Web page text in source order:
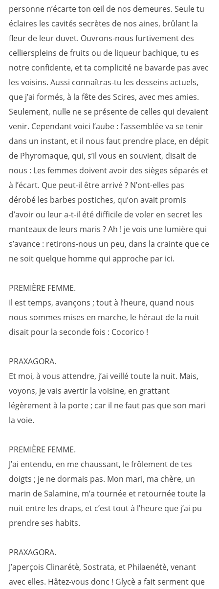
personne n’écarte ton œil de nos demeures. Seule tu
éclaires les cavités secrètes de nos aines, brûlant la
fleur de leur duvet. Ouvrons-nous furtivement des
cellierspleins de fruits ou de liqueur bachique, tu es
notre confidente, et ta complicité ne bavarde pas avec
les voisins. Aussi connaîtras-tu les desseins actuels,
que j’ai formés, à la fête des Scires, avec mes amies.
Seulement, nulle ne se présente de celles qui devaient
venir. Cependant voici l’aube : l’assemblée va se tenir
dans un instant, et il nous faut prendre place, en dépit
de Phyromaque, qui, s’il vous en souvient, disait de
nous : Les femmes doivent avoir des sièges séparés et
à l’écart. Que peut-il être arrivé ? N’ont-elles pas
dérobé les barbes postiches, qu’on avait promis
d’avoir ou leur a-t-il été difficile de voler en secret les
manteaux de leurs maris ? Ah ! je vois une lumière qui
s’avance : retirons-nous un peu, dans la crainte que ce
ne soit quelque homme qui approche par ici.
PREMIÈRE FEMME.
Il est temps, avançons ; tout à l’heure, quand nous
nous sommes mises en marche, le héraut de la nuit
disait pour la seconde fois : Cocorico !
PRAXAGORA.
Et moi, à vous attendre, j’ai veillé toute la nuit. Mais,
voyons, je vais avertir la voisine, en grattant
légèrement à la porte ; car il ne faut pas que son mari
la voie.
PREMIÈRE FEMME.
J’ai entendu, en me chaussant, le frôlement de tes
doigts ; je ne dormais pas. Mon mari, ma chère, un
marin de Salamine, m’a tournée et retournée toute la
nuit entre les draps, et c’est tout à l’heure que j’ai pu
prendre ses habits.
PRAXAGORA.
J’aperçois Clinarétè, Sostrata, et Philaenétè, venant
avec elles. Hâtez-vous donc ! Glycè a fait serment que